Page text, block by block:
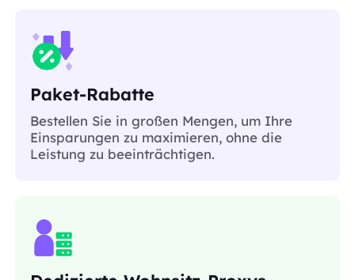
Paket-Rabatte
Bestellen Sie in großen Mengen, um Ihre
Einsparungen zu maximieren, ohne die
Leistung zu beeinträchtigen.